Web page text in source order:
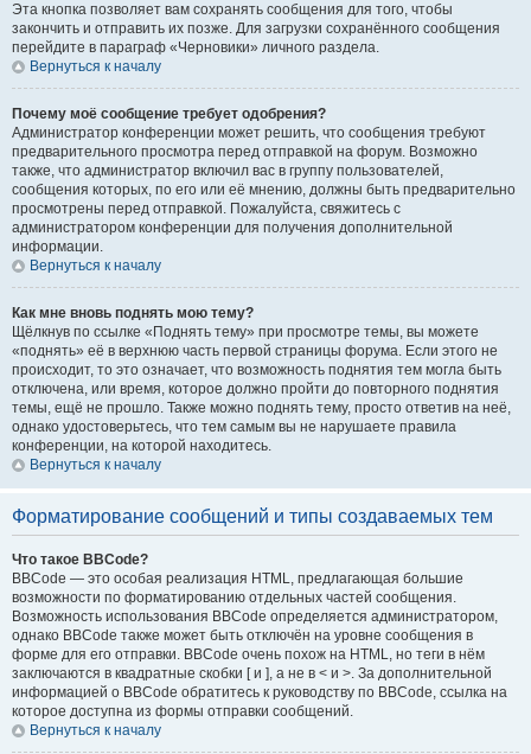
Эта кнопка позволяет вам сохранять сообщения для того, чтобы
закончить и отправить их позже. Для загрузки сохранённого сообщения
перейдите в параграф «Черновики» личного раздела.
Вернуться к началу
Почему моё сообщение требует одобрения?
Администратор конференции может решить, что сообщения требуют
предварительного просмотра перед отправкой на форум. Возможно
также, что администратор включил вас в группу пользователей,
сообщения которых, по его или её мнению, должны быть предварительно
просмотрены перед отправкой. Пожалуйста, свяжитесь с
администратором конференции для получения дополнительной
информации.
Вернуться к началу
Как мне вновь поднять мою тему?
Щёлкнув по ссылке «Поднять тему» при просмотре темы, вы можете
«поднять» её в верхнюю часть первой страницы форума. Если этого не
происходит, то это означает, что возможность поднятия тем могла быть
отключена, или время, которое должно пройти до повторного поднятия
темы, ещё не прошло. Также можно поднять тему, просто ответив на неё,
однако удостоверьтесь, что тем самым вы не нарушаете правила
конференции, на которой находитесь.
Вернуться к началу
Форматирование сообщений и типы создаваемых тем
Что такое BBCode?
BBCode — это особая реализация HTML, предлагающая большие
возможности по форматированию отдельных частей сообщения.
Возможность использования BBCode определяется администратором,
однако BBCode также может быть отключён на уровне сообщения в
форме для его отправки. BBCode очень похож на HTML, но теги в нём
заключаются в квадратные скобки [ и ], а не в < и >. За дополнительной
информацией о BBCode обратитесь к руководству по BBCode, ссылка на
которое доступна из формы отправки сообщений.
Вернуться к началу